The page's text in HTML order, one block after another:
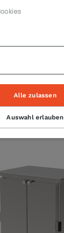
Auswahl erlauben
Alle zulassen